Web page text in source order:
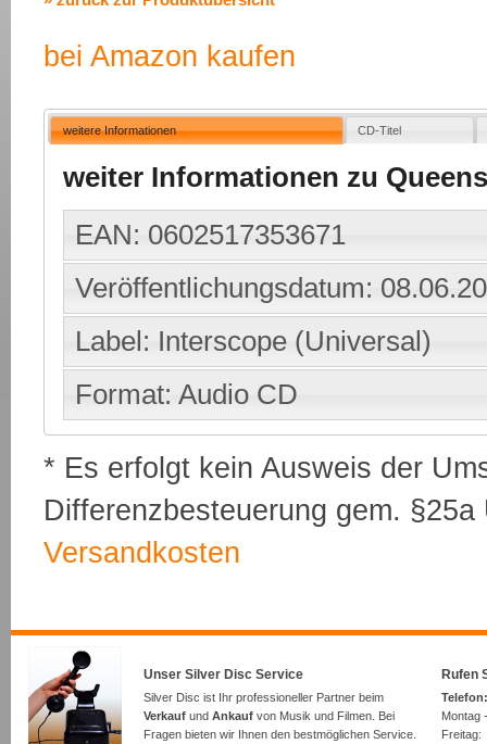
bei Amazon kaufen
weitere Informationen CD-Titel
weiter Informationen zu
EAN: 0602517353671
Veröffentlichungsdatum:
Label: Interscope (Universal)
Format: Audio CD
* Es erfolgt kein Ausweis der
Differenzbesteuerung gem.
Versandkosten
Unser Silver Disc Service
Silver Disc ist Ihr professioneller Partner beim
Verkauf und Ankauf von Musik und Filmen. Bei
Fragen bieten wir Ihnen den bestmöglichen Service.
Rufen
Montag